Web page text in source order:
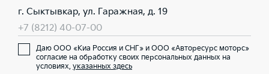
г. Сыктывкар, ул. Гаражная, д. 19
+7 (8212) 40-07-00
Даю ООО «Киа Россия и СНГ» и ООО «Авторесурс моторс»
согласие на обработку своих персональных данных на
условиях, указанных здесь